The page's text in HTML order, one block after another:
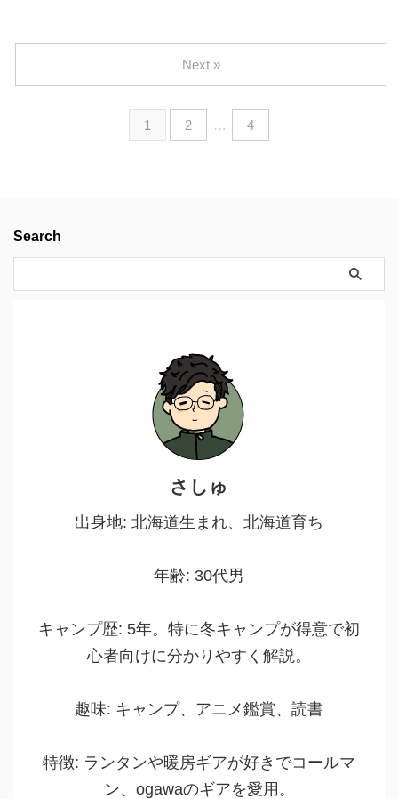
1 2 … 4
Next »
Search
さしゅ
出身地: 北海道生まれ、北海道育ち
年齢: 30代男
キャンプ歴: 5年。特に冬キャンプが得意で初
心者向けに分かりやすく解説。
趣味: キャンプ、アニメ鑑賞、読書
特徴: ランタンや暖房ギアが好きでコールマ
ン、ogawaのギアを愛用。